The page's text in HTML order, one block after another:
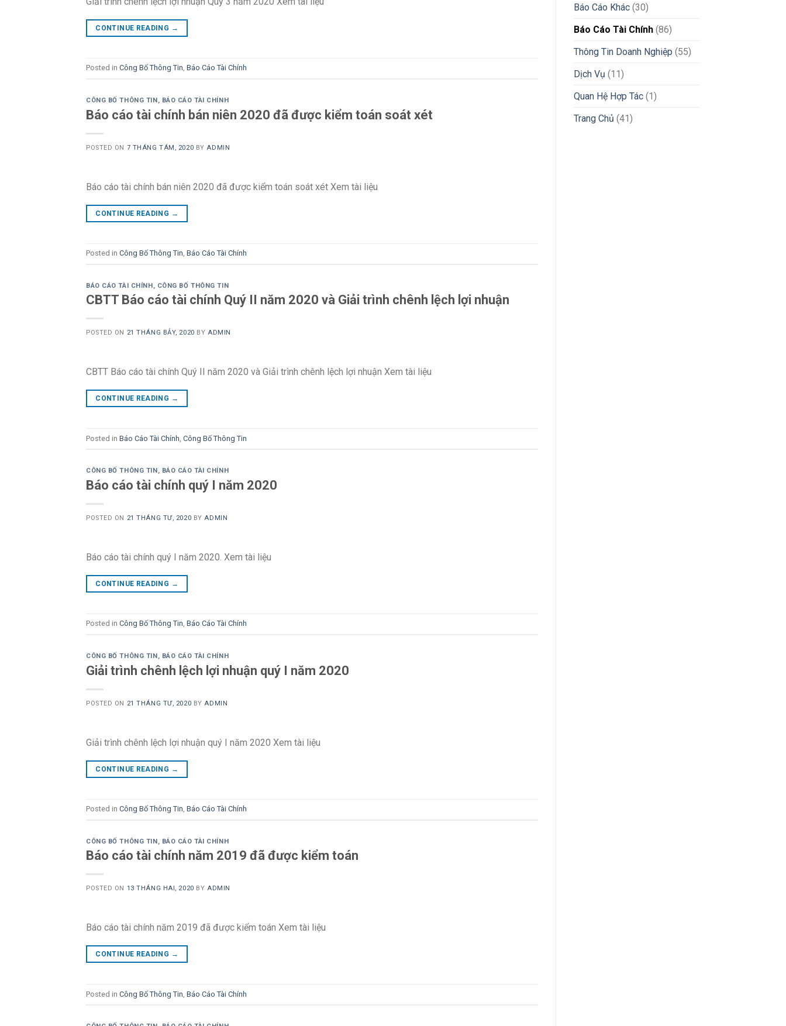
CONTINUE READING →
Posted in Công Bố Thông Tin, Báo Cáo Tài Chính
CÔNG BỐ THÔNG TIN, BÁO CÁO TÀI CHÍNH
Báo cáo tài chính bán niên 2020 đã được kiểm toán soát xét
POSTED ON 7 THÁNG TÁM, 2020 BY ADMIN
Báo cáo tài chính bán niên 2020 đã được kiểm toán soát xét Xem tài liệu
CONTINUE READING →
Posted in Công Bố Thông Tin Báo Cáo Tài Chính
BÁO CÁO TÀI CHÍNH, CÔNG BỐ THÔNG TIN
CBTT Báo cáo tài chính Quý II năm 2020 và Giải trình chênh lệch lợi nhuận
POSTED ON 21 THÁNG BẢY, 2020 BY ADMIN
CBTT Báo cáo tài chính Quý II năm 2020 và Giải trình chênh lệch lợi nhuận Xem tài liệu
CONTINUE READING →
Posted in Báo Cáo Tài Chính Công Bố Thông Tin
CÔNG BỐ THÔNG TIN , BÁO CÁO TÀI CHÍNH
Báo cáo tài chính quý I năm 2020
POSTED ON 21 THÁNG TƯ, 2020 BYADMIN
Báo cáo tài chính quý I năm 2020. Xem tài liệu
CONTINUE READING →
Posted in Công Bố Thông Tin, Báo Cáo Tài Chính
CÔNG BỐ THÔNG TIN, BÁO CÁO TÀI CHÍNH
Giải trình chênh lệch lợi nhuận quý I năm 2020
POSTED ON 21 THÁNG TƯ, 2020 BY ADMIN
Giải trình chênh lệch lợi nhuận quý I năm 2020 Xem tài liệu
CONTINUE READING →
Posted in Công Bố Thông Tin Báo Cáo Tài Chính
CÔNG BỐ THÔNG TIN BÁO CÁO TÀI CHÍNH
Báo cáo tài chính năm 2019 đã được kiểm toán
POSTED ON 13 THÁNG HAI, 2020 BY ADMIN
Báo cáo tài chính năm 2019 đã được kiểm toán Xem tài liệu
CONTINUE READING →
Posted in Công Bố Thông Tin Báo Cáo Tài Chính
Báo Cáo Khác(30)
Báo Cáo Tài Chính(86)
Thông Tin Doanh Nghiệp (55)
Dịch Vụ (11)
Quan Hệ Hợp Tác(1)
Trang Chủ (41)